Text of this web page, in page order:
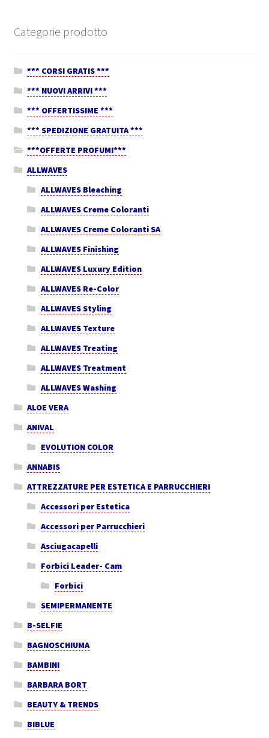
Categorie prodotto
*** CORSI GRATIS ***
*** NUOVI ARRIVI ***
*** OFFERTISSIME ***
*** SPEDIZIONE GRATUITA ***
***OFFERTE PROFUMI***
ALLWAVES
ALLWAVES Bleaching
ALLWAVES Creme Coloranti
ALLWAVES Creme Coloranti SA
ALLWAVES Finishing
ALLWAVES Luxury Edition
ALLWAVES Re-Color
ALLWAVES Styling
ALLWAVES Texture
ALLWAVES Treating
ALLWAVES Treatment
ALLWAVES Washing
ALOE VERA
ANIVAL
EVOLUTION COLOR
ANNABIS
ATTREZZATURE PER ESTETICA E PARRUCCHIERI
Accessori per Estetica
Accessori per Parrucchieri
Asciugacapelli
Forbici Leader- Cam
Forbici
SEMIPERMANENTE
B-SELFIE
BAGNOSCHIUMA
BAMBINI
BARBARA BORT
BEAUTY & TRENDS
BIBLUE